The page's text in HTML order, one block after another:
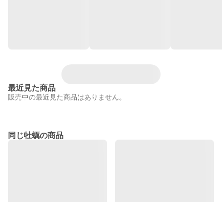
最近見た商品
販売中の最近見た商品はありません。
同じ牡蠣の商品